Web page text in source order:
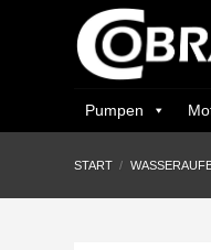
Pumpen
START /